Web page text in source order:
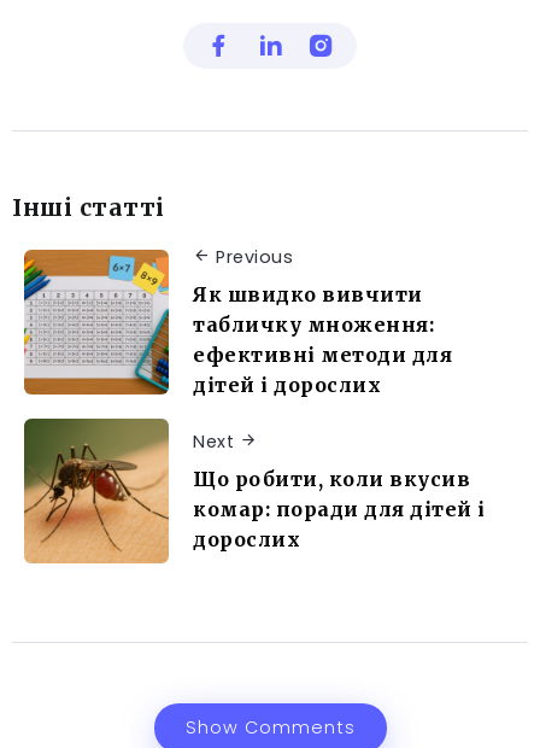
Інші статті
Previous
Як швидко вивчити
табличку множення:
ефективні методи для
дітей і дорослих
Next
Що робити, коли вкусив
комар: поради для дітей і
дорослих
Show Comments